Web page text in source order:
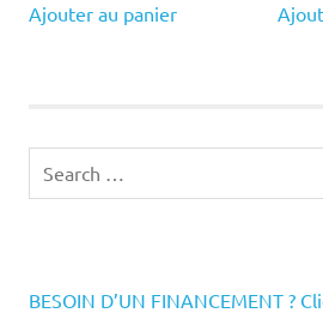
Ajouter au panier
for:
BESOIN D’UN FINANCEMENT ?